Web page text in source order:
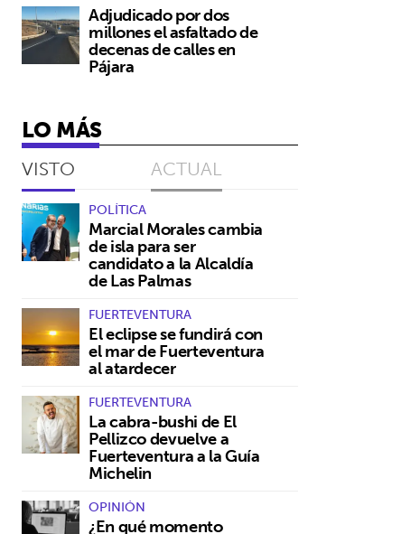
Adjudicado por dos
millones el asfaltado de
decenas de calles en
Pájara
LO MÁS
VISTO ACTUAL
POLÍTICA
Marcial Morales cambia
de isla para ser
candidato a la Alcaldía
de Las Palmas
FUERTEVENTURA
El eclipse se fundirá con
el mar de Fuerteventura
al atardecer
FUERTEVENTURA
La cabra-bushi de El
Pellizco devuelve a
Fuerteventura a la Guía
Michelin
OPINIÓN
¿En qué momento